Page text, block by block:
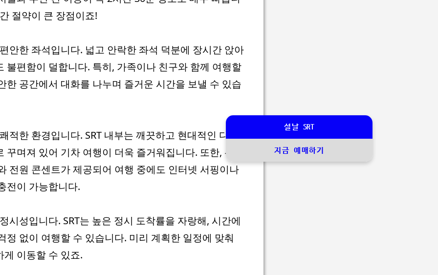
절약이 큰 장점이죠!
안한 좌석입니다. 넓고 안락한 좌석 덕분에 장시간 앉아
불편함이 덜합니다. 특히, 가족이나 친구와 함께 여행할
한 공간에서 대화를 나누며 즐거운 시간을 보낼 수 있습
적한 환경입니다. SRT 내부는 깨끗하고 현대적인 디자
꾸며져 있어 기차 여행이 더욱 즐거워집니다. 또한, 무료
전원 콘센트가 제공되어 여행 중에도 인터넷 서핑이나
전이 가능합니다.
시성입니다. SRT는 높은 정시 도착률을 자랑해, 시간에
정 없이 여행할 수 있습니다. 미리 계획한 일정에 맞춰
게 이동할 수 있죠.
설날 SRT
지금 예매하기